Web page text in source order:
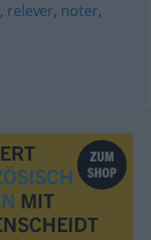
, relever, noter,